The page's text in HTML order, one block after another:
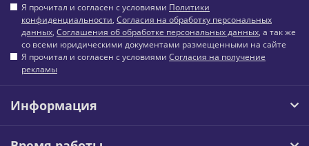
Я прочитал и согласен с условиями Политики
конфиденциальности, Согласия на обработку персональных
данных, Соглашения об обработке персональных данных, а так же
со всеми юридическими документами размещенными на сайте
Я прочитал и согласен с условиями Согласия на получение
рекламы
Информация